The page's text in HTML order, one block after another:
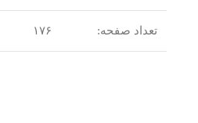
تعداد صفحه: ۱۷۶